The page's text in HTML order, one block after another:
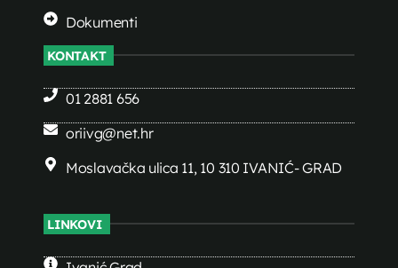
Dokumenti
KONTAKT
01 2881 656
oriivg@net.hr
Moslavačka ulica 11, 10 310 IVANIĆ- GRAD
LINKOVI